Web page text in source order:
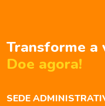
Transforme a
Doe agora!
SEDE